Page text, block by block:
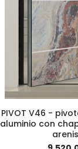
PIVOT V46 -
aluminio con